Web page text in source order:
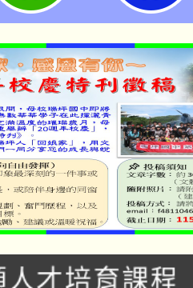
教育專業人
期間理賠案件
審查程序及
才培育課程